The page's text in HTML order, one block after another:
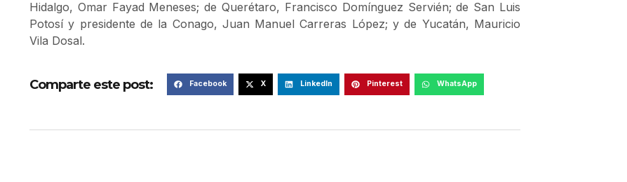
Hidalgo, Omar Fayad Meneses; de Querétaro, Francisco Domínguez Servién; de San Luis
Potosí y presidente de la Conago, Juan Manuel Carreras López; y de Yucatán, Mauricio
Vila Dosal.
Comparte este post: Facebook X LinkedIn Pinterest WhatsApp